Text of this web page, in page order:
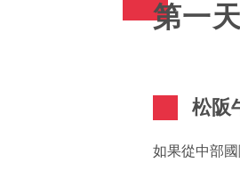
第一天
松阪
如果從中部